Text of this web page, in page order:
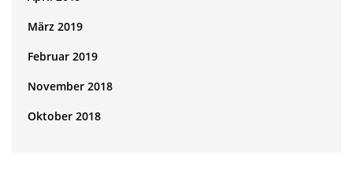
März 2019
Februar 2019
November 2018
Oktober 2018